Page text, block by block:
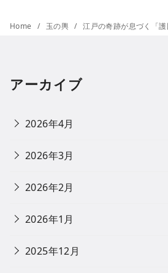
Home 玉の輿 江戸の奇跡が息づく「護国寺」へ。徳川
アーカイブ
2026年4月
2026年3月
2026年2月
2026年1月
2025年12月